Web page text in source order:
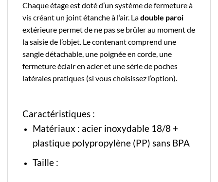
Chaque étage est doté d’un système de fermeture à
vis créant un joint étanche à l’air. Ladouble paroi
extérieure permet de ne pas se brûler au moment de
la saisie de l’objet. Le contenant comprend une
sangle détachable, une poignée en corde, une
fermeture éclair en acier et une série de poches
latérales pratiques (si vous choisissez l’option).
Caractéristiques :
Matériaux : acier inoxydable 18/8 +
plastique polypropylène (PP) sans BPA
Taille :